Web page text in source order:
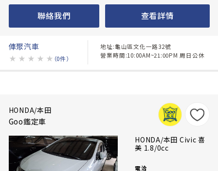
聯絡我們 查看詳情
俥聚汽車
★ ★ ★ ★ ★ （0件）
地址:龜山區文化一路32號
營業時間:10:00AM~21:00PM 周日公休
HONDA/本田
Goo鑑定車
HONDA/本田 Civic 喜
美 1.8/0cc
電洽